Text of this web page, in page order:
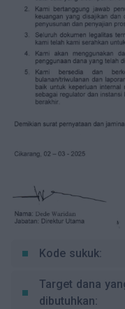
Kode sukuk:
Target dana
dibutuhkan: